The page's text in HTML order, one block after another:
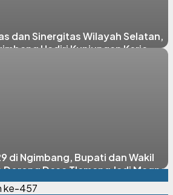
dan Sinergitas Wilayah Selatan,
Hadiri Kunjungan Kerja
di Ngimbang, Bupati dan Wakil
Desa Tlemang Jadi Magnet